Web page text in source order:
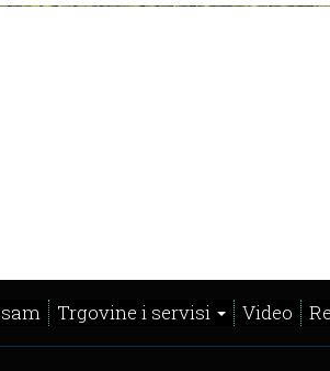
Trgovine i servisi Video